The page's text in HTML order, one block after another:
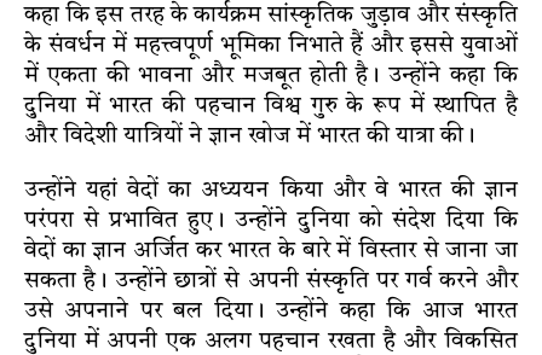
कहा कि इस तरह के कार्यक्रम सांस्कृतिक जुड़ाव और संस्कृति
के संवर्धन में महत्त्वपूर्ण भूमिका निभाते हैं और इससे युवाओं
में एकता की भावना और मजबूत होती है। उन्होंने कहा कि
दुनिया में भारत की पहचान विश्व गुरु के रूप में स्थापित है
और विदेशी यात्रियों ने ज्ञान खोज में भारत की यात्रा की।
उन्होंने यहां वेदों का अध्ययन किया और वे भारत की ज्ञान
परंपरा से प्रभावित हुए। उन्होंने दुनिया को संदेश दिया कि
वेदों का ज्ञान अर्जित कर भारत के बारे में विस्तार से जाना जा
सकता है। उन्होंने छात्रों से अपनी संस्कृति पर गर्व करने और
उसे अपनाने पर बल दिया। उन्होंने कहा कि आज भारत
दुनिया में अपनी एक अलग पहचान रखता है और विकसित